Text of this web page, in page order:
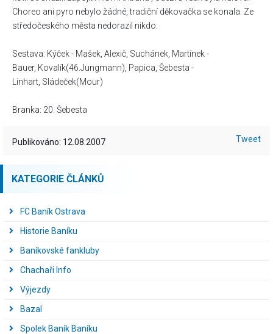
Choreo ani pyro nebylo žádné, tradiční děkovačka se konala. Ze
středočeského města nedorazil nikdo.
Sestava: Kýček - Mašek, Alexič, Suchánek, Martínek -
Bauer, Kovalík(46.Jungmann), Papica, Šebesta -
Linhart, Sládeček(Mour)
Branka: 20. Šebesta
Publikováno: 12.08.2007 Tweet
KATEGORIE ČLÁNKŮ
FC Baník Ostrava
Historie Baníku
Baníkovské fankluby
Chachaři Info
Výjezdy
Bazal
Spolek Baník Baníku